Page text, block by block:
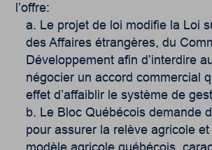
l’offre:
Le projet de loi modifie la Loi
des Affaires étrangères, du
Développement afin d’interdire
négocier un accord commercial
effet d’affaiblir le système de
Le Bloc Québécois demande
pour assurer la relève agricole